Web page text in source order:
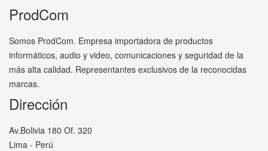
ProdCom
Somos ProdCom. Empresa importadora de productos
informáticos, audio y video, comunicaciones y seguridad de la
más alta calidad. Representantes exclusivos de la reconocidas
marcas.
Dirección
Av.Bolivia 180 Of. 320
Lima - Perú